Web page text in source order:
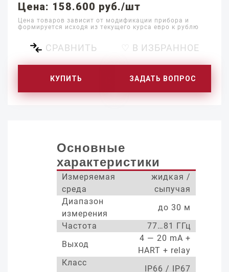
Цена: 158.600 руб./шт
Цена товаров зависит от модификации прибора и
формируется исходя из текущего курса евро к рублю
СРАВНИТЬ ♡ В ИЗБРАННОЕ
КУПИТЬ ЗАДАТЬ ВОПРОС
Основные
характеристики
Измеряемая
среда
жидкая /
сыпучая
Диапазон
измерения
до 30 м
Частота
77…81 ГГц
Выход
4 — 20 mA +
HART + relay
Класс
IP66 / IP67